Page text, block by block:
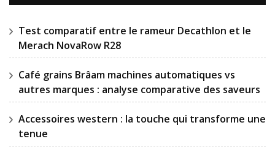
Test comparatif entre le rameur Decathlon et le
Merach NovaRow R28
Café grains Brâam machines automatiques vs
autres marques : analyse comparative des saveurs
Accessoires western : la touche qui transforme une
tenue